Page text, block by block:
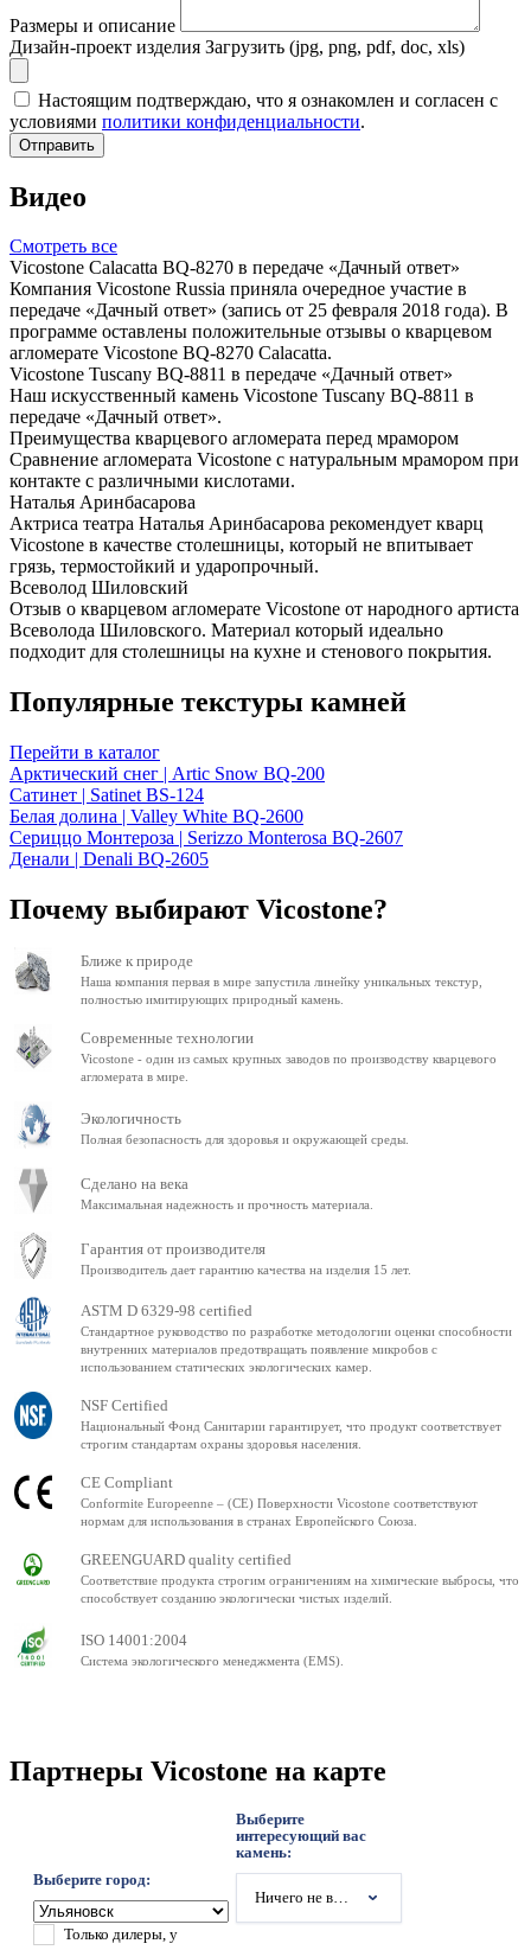
Размеры и описание
Дизайн-проект изделия Загрузить (jpg, png, pdf, doc, xls)
Настоящим подтверждаю, что я ознакомлен и согласен с
условиями политики конфиденциальности.
Отправить
Видео
Смотреть все
Vicostone Calacatta BQ-8270 в передаче «Дачный ответ»
Компания Vicostone Russia приняла очередное участие в
передаче «Дачный ответ» (запись от 25 февраля 2018 года). В
программе оставлены положительные отзывы о кварцевом
агломерате Vicostone BQ-8270 Calacatta.
Vicostone Tuscany BQ-8811 в передаче «Дачный ответ»
Наш искусственный камень Vicostone Tuscany BQ-8811 в
передаче «Дачный ответ».
Преимущества кварцевого агломерата перед мрамором
Сравнение агломерата Vicostone с натуральным мрамором при
контакте с различными кислотами.
Наталья Аринбасарова
Актриса театра Наталья Аринбасарова рекомендует кварц
Vicostone в качестве столешницы, который не впитывает
грязь, термостойкий и ударопрочный.
Всеволод Шиловский
Отзыв о кварцевом агломерате Vicostone от народного артиста
Всеволода Шиловского. Материал который идеально
подходит для столешницы на кухне и стенового покрытия.
Популярные текстуры камней
Перейти в каталог
Арктический снег | Artic Snow BQ-200
Сатинет | Satinet BS-124
Белая долина | Valley White BQ-2600
Сериццо Монтероза | Serizzo Monterosa BQ-2607
Денали | Denali BQ-2605
Почему выбирают Vicostone?
Ближе к природе
Наша компания первая в мире запустила линейку уникальных текстур,
полностью имитирующих природный камень.
Современные технологии
Vicostone - один из самых крупных заводов по производству кварцевого
агломерата в мире.
Экологичность
Полная безопасность для здоровья и окружающей среды.
Сделано на века
Максимальная надежность и прочность материала.
Гарантия от производителя
Производитель дает гарантию качества на изделия 15 лет.
ASTM D 6329-98 certified
Стандартное руководство по разработке методологии оценки способности
внутренних материалов предотвращать появление микробов с
использованием статических экологических камер.
NSF Certified
Национальный Фонд Санитарии гарантирует, что продукт соответствует
строгим стандартам охраны здоровья населения.
CE Compliant
Conformite Europeenne – (CE) Поверхности Vicostone соответствуют
нормам для использования в странах Европейского Союза.
GREENGUARD quality certified
Соответствие продукта строгим ограничениям на химические выбросы, что
способствует созданию экологически чистых изделий.
ISO 14001:2004
Система экологического менеджмента (EMS).
Партнеры Vicostone на карте
Выберите город:
Выберите
интересующий вас
камень:
Ничего не выбрано
Только дилеры, у